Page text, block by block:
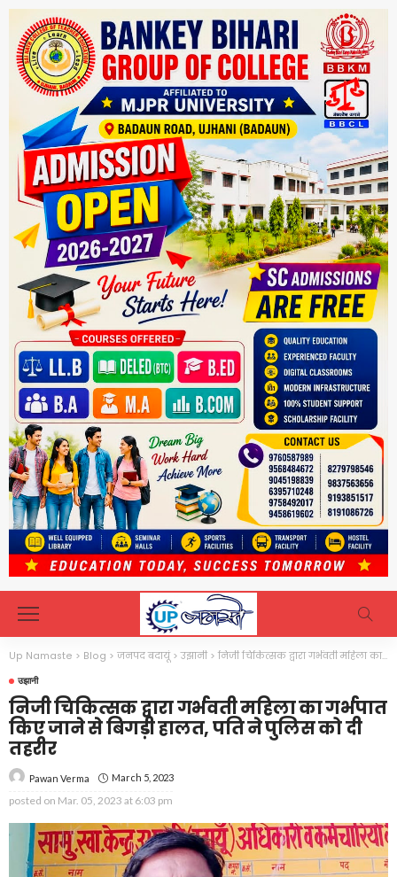
Up Namaste > Blog > जनपद बदायूं>उझानी >निजी चिकित्सक द्वारा गर्भवती महिला का गर्भपात किए जाने से बिगड़ी हालत, पति ने पुलिस को दी तहरीर
उझानी
निजी चिकित्सक द्वारा गर्भवती महिला का गर्भपात
किए जाने से बिगड़ी हालत, पति ने पुलिस को दी
तहरीर
Pawan Verma March 5, 2023
posted on Mar. 05, 2023 at 6:03 pm